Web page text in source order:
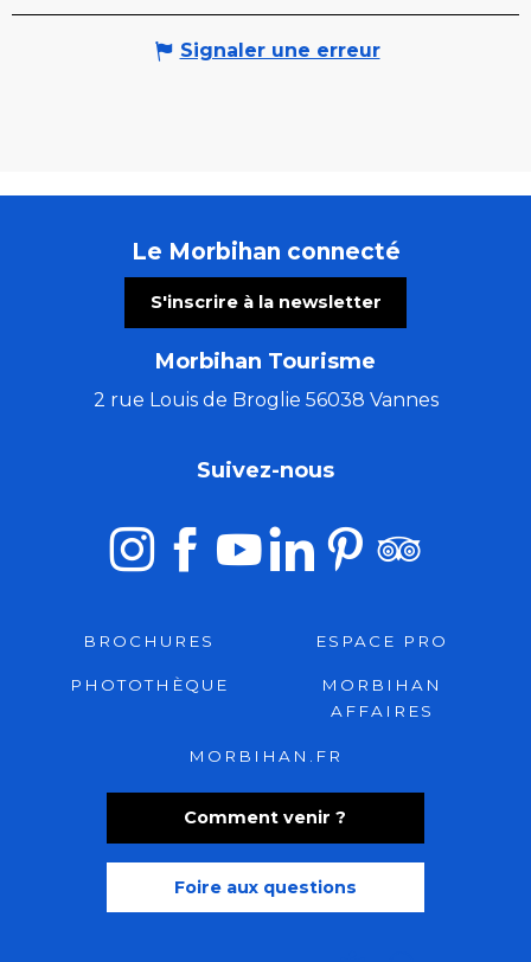
Signaler une erreur
Le Morbihan connecté
S'inscrire à la newsletter
Morbihan Tourisme
2 rue Louis de Broglie 56038 Vannes
Comment venir ?
Foire aux questions
Suivez-nous
BROCHURES ESPACE PRO
PHOTOTHÈQUE
MORBIHAN
AFFAIRES
MORBIHAN.FR